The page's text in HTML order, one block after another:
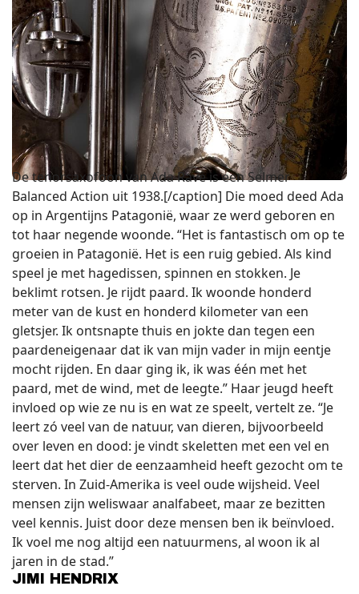
De tenorsaxofoon van Ada Rave is een Selmer
Balanced Action uit 1938.[/caption] Die moed deed Ada
op in Argentijns Patagonië, waar ze werd geboren en
tot haar negende woonde. “Het is fantastisch om op te
groeien in Patagonië. Het is een ruig gebied. Als kind
speel je met hagedissen, spinnen en stokken. Je
beklimt rotsen. Je rijdt paard. Ik woonde honderd
meter van de kust en honderd kilometer van een
gletsjer. Ik ontsnapte thuis en jokte dan tegen een
paardeneigenaar dat ik van mijn vader in mijn eentje
mocht rijden. En daar ging ik, ik was één met het
paard, met de wind, met de leegte.” Haar jeugd heeft
invloed op wie ze nu is en wat ze speelt, vertelt ze. “Je
leert zó veel van de natuur, van dieren, bijvoorbeeld
over leven en dood: je vindt skeletten met een vel en
leert dat het dier de eenzaamheid heeft gezocht om te
sterven. In Zuid-Amerika is veel oude wijsheid. Veel
mensen zijn weliswaar analfabeet, maar ze bezitten
veel kennis. Juist door deze mensen ben ik beïnvloed.
Ik voel me nog altijd een natuurmens, al woon ik al
jaren in de stad.”
JIMI HENDRIX